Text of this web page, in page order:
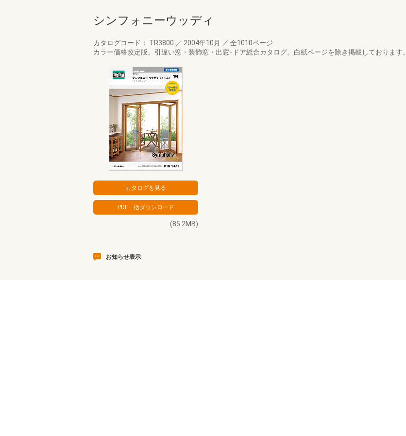
シンフォニーウッディ
カタログコード： TR3800 ／ 2004年10月 ／ 全1010ページ
カラー価格改定版。引違い窓・装飾窓・出窓･ドア総合カタログ。白紙ページを除き掲載しております。
(85.2MB)
お知らせ表示